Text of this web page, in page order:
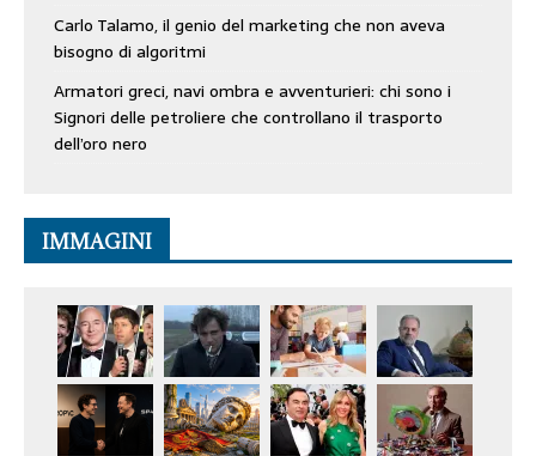
Carlo Talamo, il genio del marketing che non aveva
bisogno di algoritmi
Armatori greci, navi ombra e avventurieri: chi sono i
Signori delle petroliere che controllano il trasporto
dell’oro nero
IMMAGINI